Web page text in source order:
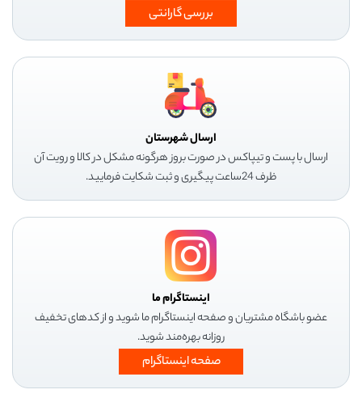
بررسی گارانتی
ارسال شهرستان
ارسال با پست و تیپاکس در صورت بروز هرگونه مشکل در کالا و رویت آن
ظرف 24ساعت پیگیری و ثبت شکایت فرمایید.
اینستاگرام ما
عضو باشگاه مشتریان و صفحه اینستاگرام ما شوید و از کدهای تخفیف
روزانه بهره‌مند شوید.
صفحه اینستاگرام